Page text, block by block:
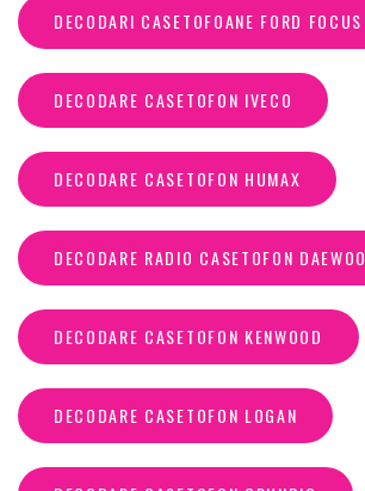
DECODARI CASETOFOANE FORD FOCUS
DECODARE CASETOFON IVECO
DECODARE CASETOFON HUMAX
DECODARE RADIO CASETOFON DAEWOO
DECODARE CASETOFON KENWOOD
DECODARE CASETOFON LOGAN